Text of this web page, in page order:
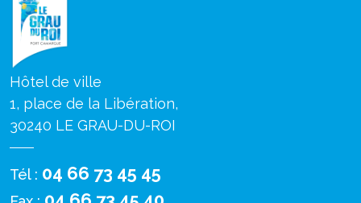
Hôtel de ville
1, place de la Libération,
30240 LE GRAU-DU-ROI
Tél : 04 66 73 45 45